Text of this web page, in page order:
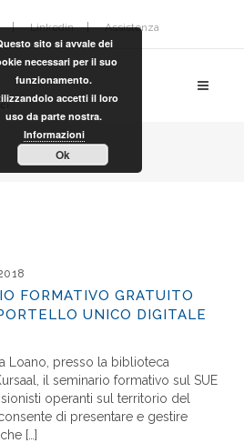
Linkedin Assistenza
FORMATIVO GRATUITO
UNICO DIGITALE
Loano, presso la biblioteca
il seminario formativo sul SUE
operanti sul territorio del
di presentare e gestire
[…]
sito si avvale dei
necessari per il suo
funzionamento.
accetti il loro
uso da parte nostra.
Informazioni
Ok